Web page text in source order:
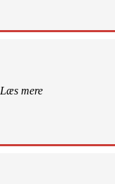
Læs mere